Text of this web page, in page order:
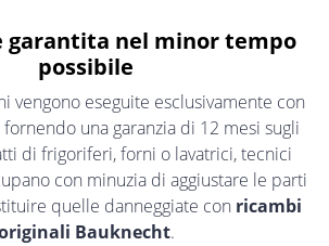
garantita nel minor tempo
possibile
vengono eseguite esclusivamente con
una garanzia di 12 mesi sugli
di frigoriferi, forni o lavatrici, tecnici
con minuzia di aggiustare le parti
quelle danneggiate con ricambi
Bauknecht.